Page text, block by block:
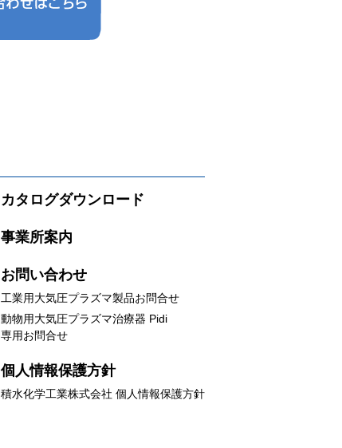
カタログダウンロード
事業所案内
お問い合わせ
工業用大気圧プラズマ製品お問合せ
動物用大気圧プラズマ治療器 Pidi
専用お問合せ
個人情報保護方針
積水化学工業株式会社 個人情報保護方針